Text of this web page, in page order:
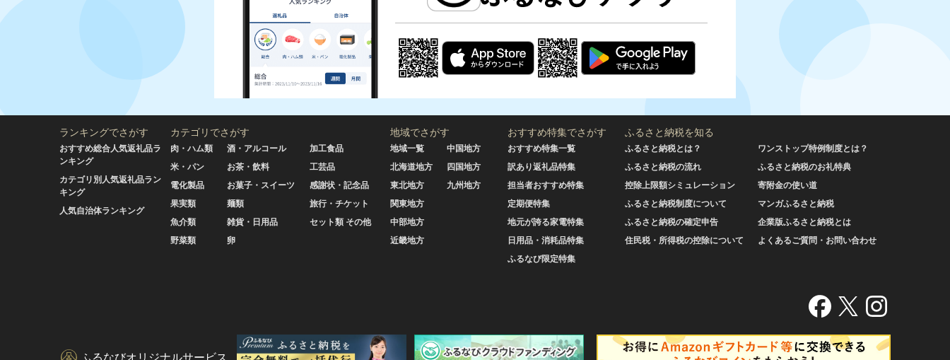
ランキングでさがす
おすすめ総合人気返礼品ラ
ンキング
カテゴリ別人気返礼品ラン
キング
人気自治体ランキング
カテゴリでさがす
肉・ハム類
米・パン
電化製品
果実類
魚介類
野菜類
酒・アルコール
お茶・飲料
お菓子・スイーツ
麺類
雑貨・日用品
卵
加工食品
工芸品
感謝状・記念品
旅行・チケット
セット類 その他
地域でさがす
地域一覧
北海道地方
東北地方
関東地方
中部地方
近畿地方
中国地方
四国地方
九州地方
おすすめ特集でさがす
おすすめ特集一覧
訳あり返礼品特集
担当者おすすめ特集
定期便特集
地元が誇る家電特集
日用品・消耗品特集
ふるなび限定特集
ふるさと納税を知る
ふるさと納税とは？
ふるさと納税の流れ
控除上限額シミュレーション
ふるさと納税制度について
ふるさと納税の確定申告
住民税・所得税の控除について
ワンストップ特例制度とは？
ふるさと納税のお礼特典
寄附金の使い道
マンガふるさと納税
企業版ふるさと納税とは
よくあるご質問・お問い合わせ